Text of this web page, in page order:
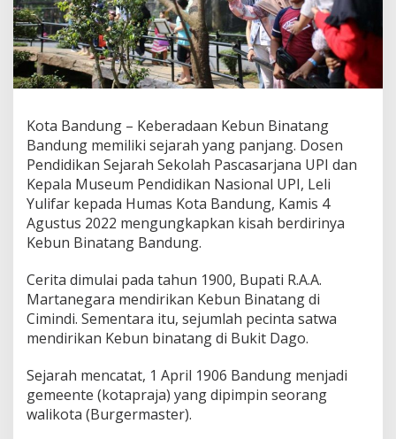
K
e
b
n
B
a
t
a
n
g
B
a
n
u
n
g
Kota Bandung – Keberadaan Kebun Binatang
Bandung memiliki sejarah yang panjang. Dosen
Pendidikan Sejarah Sekolah Pascasarjana UPI dan
Kepala Museum Pendidikan Nasional UPI, Leli
Yulifar kepada Humas Kota Bandung, Kamis 4
Agustus 2022 mengungkapkan kisah berdirinya
Kebun Binatang Bandung.
Cerita dimulai pada tahun 1900, Bupati R.A.A.
Martanegara mendirikan Kebun Binatang di
Cimindi. Sementara itu, sejumlah pecinta satwa
mendirikan Kebun binatang di Bukit Dago.
Sejarah mencatat, 1 April 1906 Bandung menjadi
gemeente (kotapraja) yang dipimpin seorang
walikota (Burgermaster).